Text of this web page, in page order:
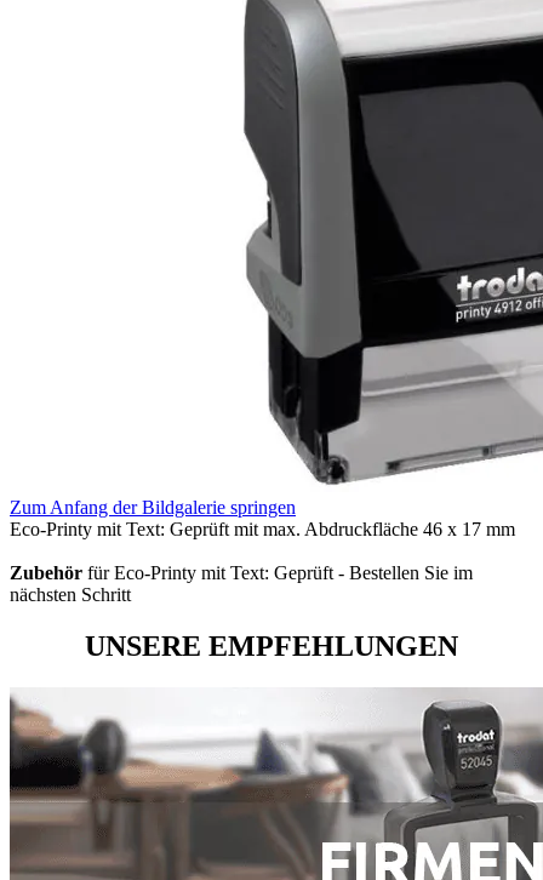
Zum Anfang der Bildgalerie springen
Eco-Printy mit Text: Geprüft mit max. Abdruckfläche 46 x 17 mm
Zubehör für Eco-Printy mit Text: Geprüft - Bestellen Sie im
nächsten Schritt
UNSERE EMPFEHLUNGEN